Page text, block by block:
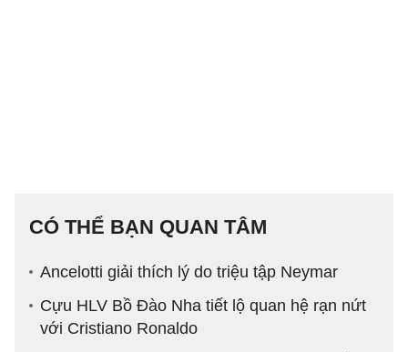
CÓ THỂ BẠN QUAN TÂM
Ancelotti giải thích lý do triệu tập Neymar
Cựu HLV Bồ Đào Nha tiết lộ quan hệ rạn nứt
với Cristiano Ronaldo